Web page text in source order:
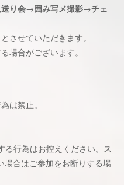
送り会→囲み写メ撮影→チェ
させていただきます。
場合がございます。
は禁止。
る行為はお控えください。ス
場合はご参加をお断りする場